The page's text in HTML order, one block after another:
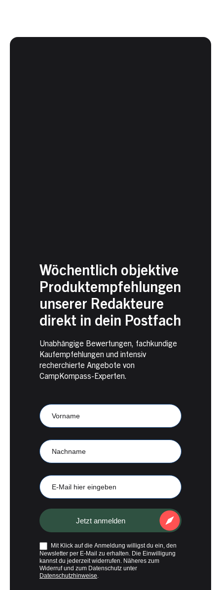
Wöchentlich objektive
Produktempfehlungen
unserer Redakteure
direkt in dein Postfach
Unabhängige Bewertungen, fachkundige
Kaufempfehlungen und intensiv
recherchierte Angebote von
CampKompass-Experten.
CampKompass
Vorname
Nachname
Mail
Jetzt anmelden
Mit Klick auf die Anmeldung willigst du ein, den
Newsletter per E-Mail zu erhalten. Die Einwilligung
kannst du jederzeit widerrufen. Näheres zum
Widerruf und zum Datenschutz unter
Datenschutzhinweise.